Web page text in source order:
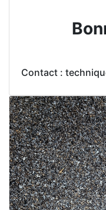
Contact :